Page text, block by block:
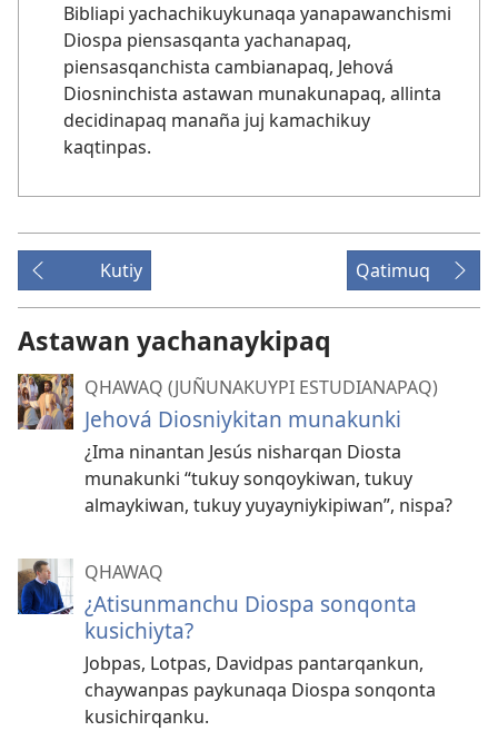
Bibliapi yachachikuykunaqa yanapawanchismi
Diospa piensasqanta yachanapaq,
piensasqanchista cambianapaq, Jehová
Diosninchista astawan munakunapaq, allinta
decidinapaq manaña juj kamachikuy
kaqtinpas.
Kutiy Qatimuq
Astawan yachanaykipaq
QHAWAQ (JUÑUNAKUYPI ESTUDIANAPAQ)
Jehová Diosniykitan munakunki
¿Ima ninantan Jesús nisharqan Diosta
munakunki “tukuy sonqoykiwan, tukuy
almaykiwan, tukuy yuyayniykipiwan”, nispa?
QHAWAQ
¿Atisunmanchu Diospa sonqonta
kusichiyta?
Jobpas, Lotpas, Davidpas pantarqankun,
chaywanpas paykunaqa Diospa sonqonta
kusichirqanku.